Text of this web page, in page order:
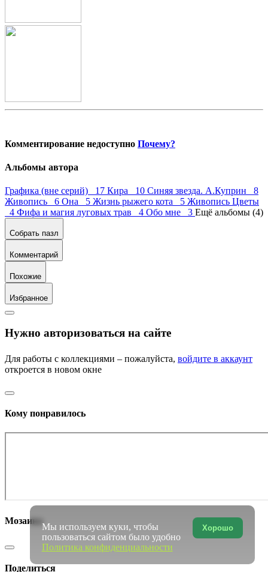
Комментирование недоступно Почему?
Альбомы автора
Графика (вне серий) 17 Кира 10 Синяя звезда. А.Куприн 8
Живопись 6 Она 5 Жизнь рыжего кота 5 Живопись Цветы
4 Фифа и магия луговых трав 4 Обо мне 3 Ещё альбомы (4)
Собрать пазл
Комментарий
Похожие
Избранное
Нужно авторизоваться на сайте
Для работы с коллекциями – пожалуйста, войдите в аккаунт
откроется в новом окне
Кому понравилось
Мозаика
Поделиться
Хорошо
Мы используем куки, чтобы
пользоваться сайтом было удобно
Политика конфиденциальности